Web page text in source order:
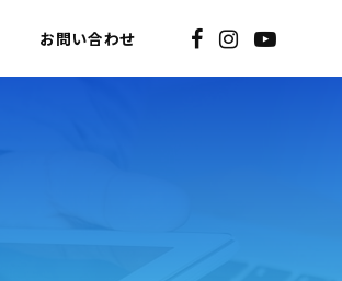
お問い合わせ